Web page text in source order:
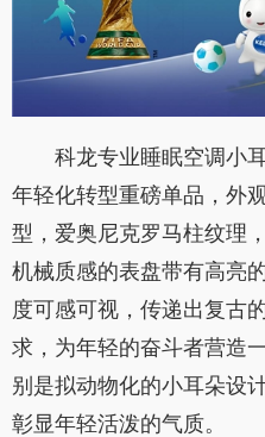
科龙专业睡眠空调小
年轻化转型重磅单品，外
型，爱奥尼克罗马柱纹理
机械质感的表盘带有高亮
度可感可视，传递出复古
求，为年轻的奋斗者营造
别是拟动物化的小耳朵设
彰显年轻活泼的气质。